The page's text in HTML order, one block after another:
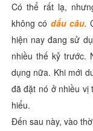
Có thể rất lạ,
không có dấu câu.
hiện nay đang sử
nhiều thế kỷ trước.
dụng nữa. Khi mới
đã đặt nó ở nhiều vị
hiểu.
Đến sau này, vào